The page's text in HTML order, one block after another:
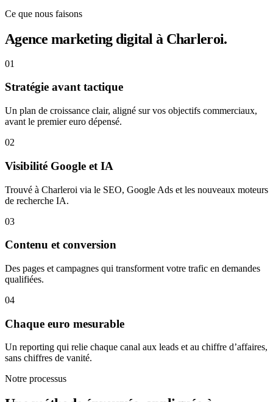
Ce que nous faisons
Agence marketing digital à Charleroi.
01
Stratégie avant tactique
Un plan de croissance clair, aligné sur vos objectifs commerciaux,
avant le premier euro dépensé.
02
Visibilité Google et IA
Trouvé à Charleroi via le SEO, Google Ads et les nouveaux moteurs
de recherche IA.
03
Contenu et conversion
Des pages et campagnes qui transforment votre trafic en demandes
qualifiées.
04
Chaque euro mesurable
Un reporting qui relie chaque canal aux leads et au chiffre d’affaires,
sans chiffres de vanité.
Notre processus